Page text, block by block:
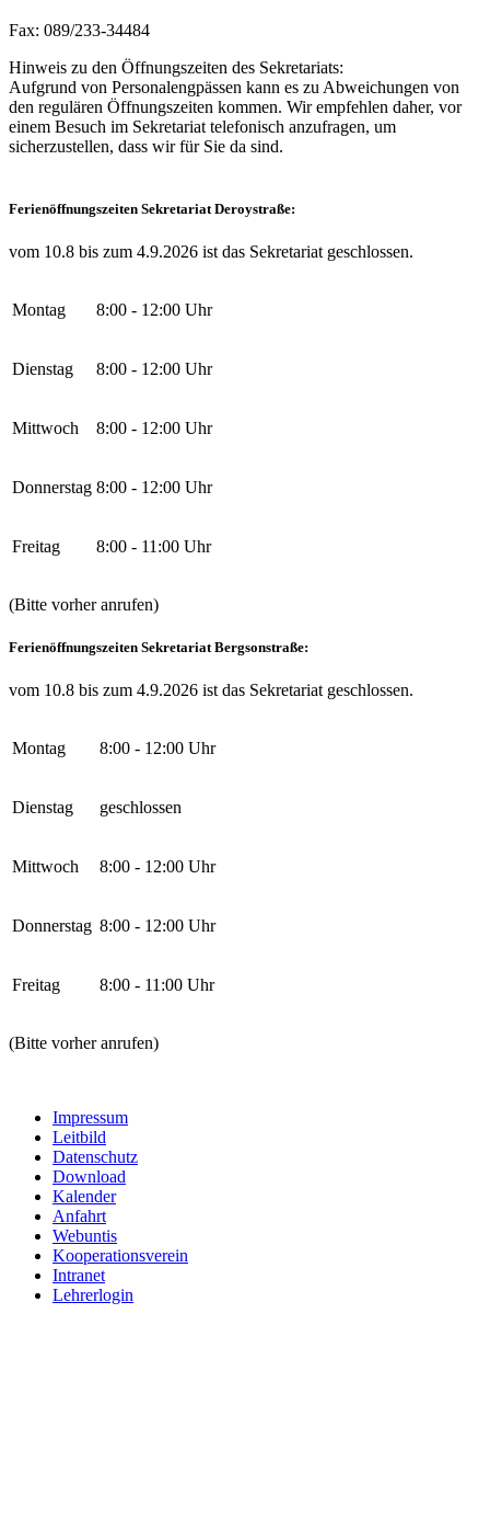
Fax: 089/233-34484
Hinweis zu den Öffnungszeiten des Sekretariats:
Aufgrund von Personalengpässen kann es zu Abweichungen von
den regulären Öffnungszeiten kommen. Wir empfehlen daher, vor
einem Besuch im Sekretariat telefonisch anzufragen, um
sicherzustellen, dass wir für Sie da sind.
Ferienöffnungszeiten Sekretariat Deroystraße:
vom 10.8 bis zum 4.9.2026 ist das Sekretariat geschlossen.
Montag 8:00 - 12:00 Uhr
Dienstag 8:00 - 12:00 Uhr
Mittwoch 8:00 - 12:00 Uhr
Donnerstag 8:00 - 12:00 Uhr
Freitag 8:00 - 11:00 Uhr
(Bitte vorher anrufen)
Ferienöffnungszeiten Sekretariat Bergsonstraße:
vom 10.8 bis zum 4.9.2026 ist das Sekretariat geschlossen.
Montag 8:00 - 12:00 Uhr
Dienstag geschlossen
Mittwoch 8:00 - 12:00 Uhr
Donnerstag 8:00 - 12:00 Uhr
Freitag 8:00 - 11:00 Uhr
(Bitte vorher anrufen)
Impressum
Leitbild
Datenschutz
Download
Kalender
Anfahrt
Webuntis
Kooperationsverein
Intranet
Lehrerlogin